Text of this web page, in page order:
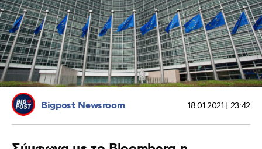
Bigpost Newsroom 18.01.2021 | 23:42